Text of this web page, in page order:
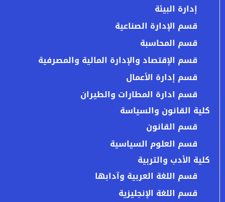
إدارة البيئة
قسم الإدارة الصناعية
قسم المحاسبة
قسم الإقتصاد والإدارة المالية والمصرفية
قسم إدارة الأعمال
قسم ادارة المطارات والطيران
كلية القانون والسياسة
قسم القانون
قسم العلوم السياسية
كلية الأدب والتربية
قسم اللغة العربية وآدابها
قسم اللغة الإنجليزية